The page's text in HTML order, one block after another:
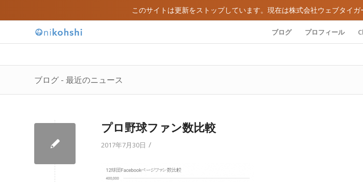
このサイトは更新をストップしています。現在は株式会社ウェブタイガ
ブログ プロフィール
ブログ - 最近のニュース
プロ野球ファン数比較
2017年7月30日 /